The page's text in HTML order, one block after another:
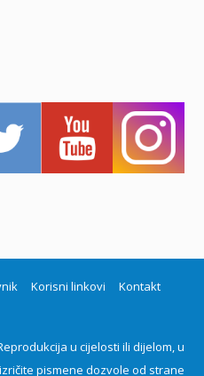
Korisni linkovi Kontakt
u cijelosti ili dijelom, u
pismene dozvole od strane